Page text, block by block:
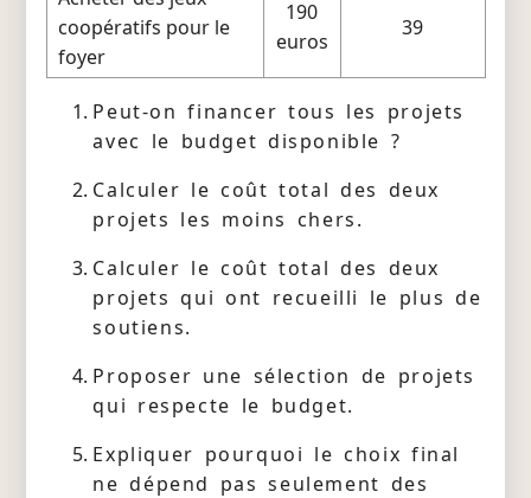
coopératifs pour le
foyer
190
euros
39
Peut-on financer tous les projets
avec le budget disponible ?
Calculer le coût total des deux
projets les moins chers.
Calculer le coût total des deux
projets qui ont recueilli le plus de
soutiens.
Proposer une sélection de projets
qui respecte le budget.
Expliquer pourquoi le choix final
ne dépend pas seulement des